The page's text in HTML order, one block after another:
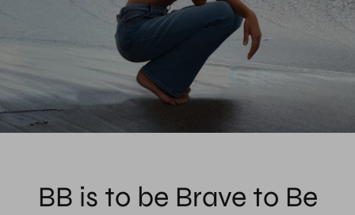
BB is to be Brave to Be